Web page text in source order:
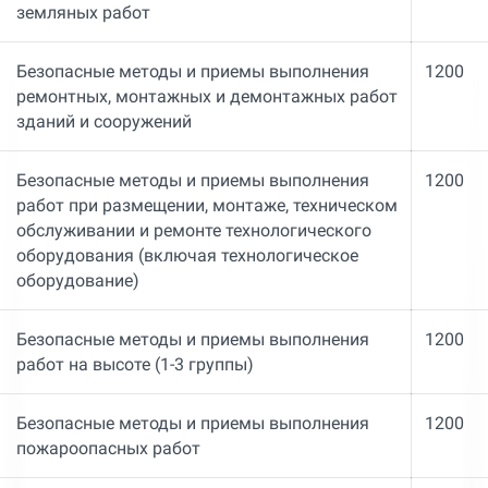
земляных работ
Безопасные методы и приемы выполнения
ремонтных, монтажных и демонтажных работ
зданий и сооружений
1200
Безопасные методы и приемы выполнения
работ при размещении, монтаже, техническом
обслуживании и ремонте технологического
оборудования (включая технологическое
оборудование)
1200
Безопасные методы и приемы выполнения
работ на высоте (1-3 группы)
1200
Безопасные методы и приемы выполнения
пожароопасных работ
1200